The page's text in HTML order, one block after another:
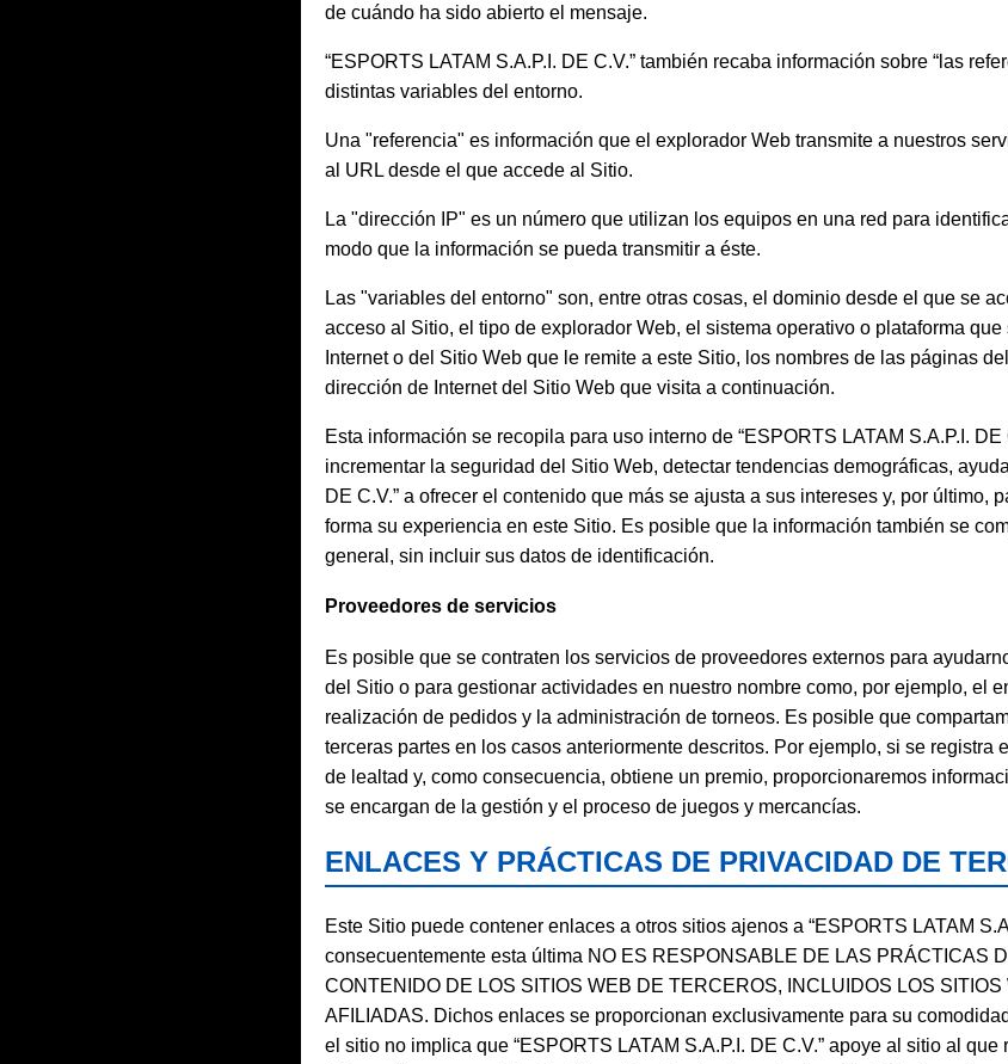
de cuándo ha sido abierto el mensaje.
“ESPORTS LATAM S.A.P.I. DE C.V.” también recaba información sobre “las
distintas variables del entorno.
Una "referencia" es información que el explorador Web transmite a nuestros
al URL desde el que accede al Sitio.
La "dirección IP" es un número que utilizan los equipos en una red para
modo que la información se pueda transmitir a éste.
Las "variables del entorno" son, entre otras cosas, el dominio desde el que se
acceso al Sitio, el tipo de explorador Web, el sistema operativo o plataforma
Internet o del Sitio Web que le remite a este Sitio, los nombres de las páginas
dirección de Internet del Sitio Web que visita a continuación.
Esta información se recopila para uso interno de “ESPORTS LATAM S.A.P.I. DE
incrementar la seguridad del Sitio Web, detectar tendencias demográficas,
DE C.V.” a ofrecer el contenido que más se ajusta a sus intereses y, por último,
forma su experiencia en este Sitio. Es posible que la información también se
general, sin incluir sus datos de identificación.
Proveedores de servicios
Es posible que se contraten los servicios de proveedores externos para
del Sitio o para gestionar actividades en nuestro nombre como, por ejemplo, el
realización de pedidos y la administración de torneos. Es posible que
terceras partes en los casos anteriormente descritos. Por ejemplo, si se registra
de lealtad y, como consecuencia, obtiene un premio, proporcionaremos
se encargan de la gestión y el proceso de juegos y mercancías.
ENLACES Y PRÁCTICAS DE PRIVACIDAD DE
Este Sitio puede contener enlaces a otros sitios ajenos a “ESPORTS LATAM
consecuentemente esta última NO ES RESPONSABLE DE LAS PRÁCTICAS
CONTENIDO DE LOS SITIOS WEB DE TERCEROS, INCLUIDOS LOS
AFILIADAS. Dichos enlaces se proporcionan exclusivamente para su
el sitio no implica que “ESPORTS LATAM S.A.P.I. DE C.V.” apoye al sitio al